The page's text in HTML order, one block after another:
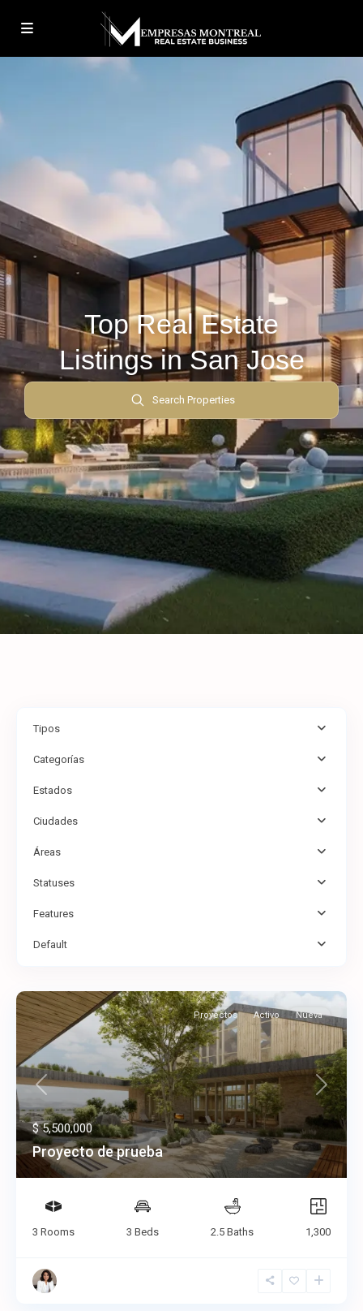
Top Real Estate
Listings in San Jose
Search Properties
Tipos
Categorías
Estados
Ciudades
Áreas
Statuses
Features
Default
Previous Next
Proyectos Activo Nueva
$ 5,500,000
Proyecto de prueba
3 Rooms 3 Beds 2.5 Baths 1,300